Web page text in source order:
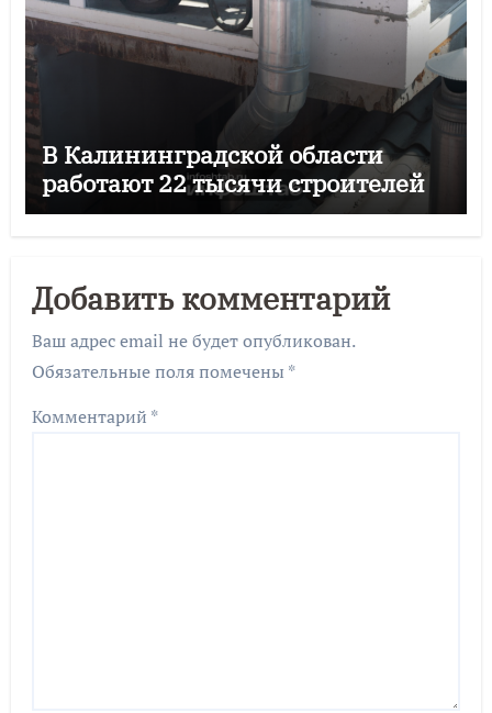
В Калининградской области
работают 22 тысячи строителей
Добавить комментарий
Ваш адрес email не будет опубликован.
Обязательные поля помечены *
Комментарий *